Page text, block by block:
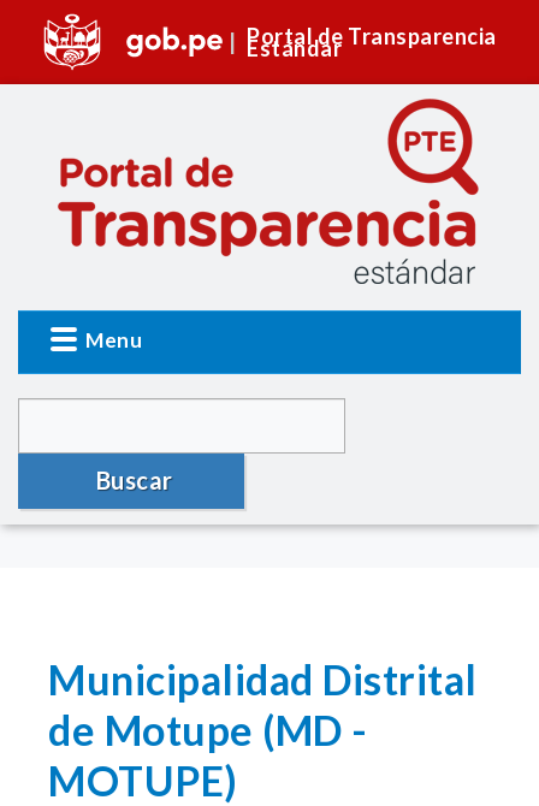
Portal de Transparencia
Estándar
Menu
Buscar
Municipalidad Distrital
de Motupe (MD -
MOTUPE)